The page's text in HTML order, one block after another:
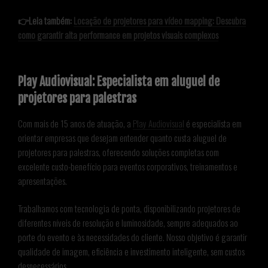
👉Leia também:Locação de projetores para vídeo mapping: Descubra
como garantir alta performance em projetos visuais complexos
Play Audiovisual: Especialista em aluguel de
projetores para palestras
Com mais de 15 anos de atuação, a Play Audiovisual é especialista em
orientar empresas que desejam entender quanto custa aluguel de
projetores para palestras, oferecendo soluções completas com
excelente custo-benefício para eventos corporativos, treinamentos e
apresentações.
Trabalhamos com tecnologia de ponta, disponibilizando projetores de
diferentes níveis de resolução e luminosidade, sempre adequados ao
porte do evento e às necessidades do cliente. Nosso objetivo é garantir
qualidade de imagem, eficiência e investimento inteligente, sem custos